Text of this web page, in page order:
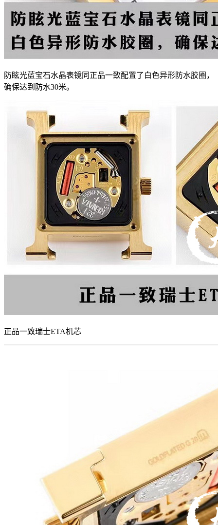
防眩光蓝宝石水晶表镜同正品一致配置了白色异形防水胶圈，
确保达到防水30米。
正品一致瑞士ETA机芯